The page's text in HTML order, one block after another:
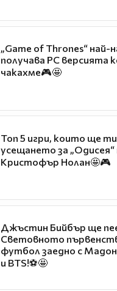
„Game of Thrones“ най-
получава PC версията
чакахме🎮🤩
Топ 5 игри, които ще
усещането за „Одисея“
Кристофър Нолан🤩🎮
Джъстин Бийбър ще
Световното
футбол заедно с
и BTS!⚽🤩